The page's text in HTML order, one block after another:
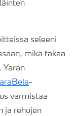
seleeni
mikä takaa
Yaran
-
varmistaa
ja rehujen